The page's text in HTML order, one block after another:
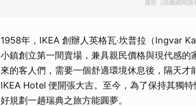
廣告（請繼續閱讀
1958年，IKEA 創辦人英格瓦‧坎普拉（Ingvar
小鎮創立第一間賣場，兼具親民價格與現代感
來的客人們，需要一個舒適環境休息後，隔天才
IKEA Hotel 便開張大吉。至今，為了保持其獨
好規劃一趟瑞典之旅方能圓夢。